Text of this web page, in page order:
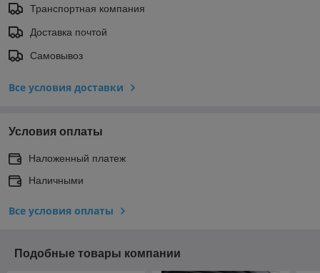
Транспортная компания
Доставка почтой
Самовывоз
Все условия доставки
Условия оплаты
Наложенный платеж
Наличными
Все условия оплаты
Подобные товары компании